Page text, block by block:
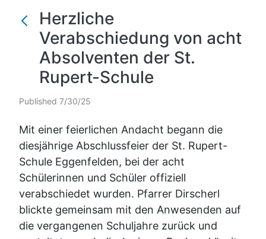
Herzliche
Verabschiedung von acht
Absolventen der St.
Rupert-Schule
Published 7/30/25
Mit einer feierlichen Andacht begann die
diesjährige Abschlussfeier der St. Rupert-
Schule Eggenfelden, bei der acht
Schülerinnen und Schüler offiziell
verabschiedet wurden. Pfarrer Dirscherl
blickte gemeinsam mit den Anwesenden auf
die vergangenen Schuljahre zurück und